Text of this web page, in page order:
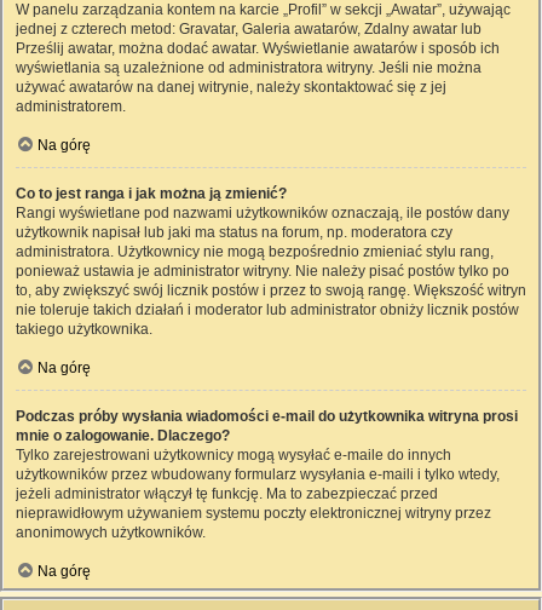
W panelu zarządzania kontem na karcie „Profil” w sekcji „Awatar”, używając
jednej z czterech metod: Gravatar, Galeria awatarów, Zdalny awatar lub
Prześlij awatar, można dodać awatar. Wyświetlanie awatarów i sposób ich
wyświetlania są uzależnione od administratora witryny. Jeśli nie można
używać awatarów na danej witrynie, należy skontaktować się z jej
administratorem.
Na górę
Co to jest ranga i jak można ją zmienić?
Rangi wyświetlane pod nazwami użytkowników oznaczają, ile postów dany
użytkownik napisał lub jaki ma status na forum, np. moderatora czy
administratora. Użytkownicy nie mogą bezpośrednio zmieniać stylu rang,
ponieważ ustawia je administrator witryny. Nie należy pisać postów tylko po
to, aby zwiększyć swój licznik postów i przez to swoją rangę. Większość witryn
nie toleruje takich działań i moderator lub administrator obniży licznik postów
takiego użytkownika.
Na górę
Podczas próby wysłania wiadomości e-mail do użytkownika witryna prosi
mnie o zalogowanie. Dlaczego?
Tylko zarejestrowani użytkownicy mogą wysyłać e-maile do innych
użytkowników przez wbudowany formularz wysyłania e-maili i tylko wtedy,
jeżeli administrator włączył tę funkcję. Ma to zabezpieczać przed
nieprawidłowym używaniem systemu poczty elektronicznej witryny przez
anonimowych użytkowników.
Na górę